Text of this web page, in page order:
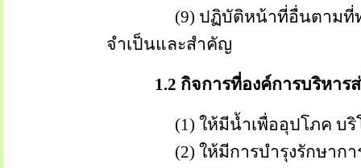
(9) ปฏิบัติหน้าที่อื่นตามที่ทางร
จำเป็นและสำคัญ
1.2 กิจการที่องค์การบริหารส่
(1) ให้มีน้ำเพื่ออุปโภค บริโภ
(2) ให้มีการบำรุงรักษาการไ